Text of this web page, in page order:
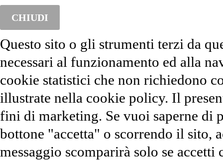
CHIUDI
Questo sito o gli strumenti terzi da
necessari al funzionamento ed alla
cookie statistici che non richiedono
illustrate nella cookie policy. Il
fini di marketing. Se vuoi saperne di
bottone "accetta" o scorrendo il sito,
messaggio scomparirà solo se